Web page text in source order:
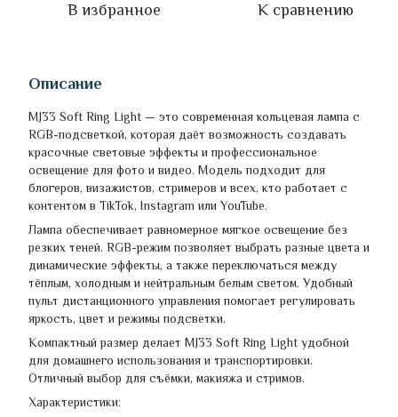
В избранное К сравнению
Описание
MJ33 Soft Ring Light — это современная кольцевая лампа с
RGB-подсветкой, которая даёт возможность создавать
красочные световые эффекты и профессиональное
освещение для фото и видео. Модель подходит для
блогеров, визажистов, стримеров и всех, кто работает с
контентом в TikTok, Instagram или YouTube.
Лампа обеспечивает равномерное мягкое освещение без
резких теней. RGB-режим позволяет выбрать разные цвета и
динамические эффекты, а также переключаться между
тёплым, холодным и нейтральным белым светом. Удобный
пульт дистанционного управления помогает регулировать
яркость, цвет и режимы подсветки.
Компактный размер делает MJ33 Soft Ring Light удобной
для домашнего использования и транспортировки.
Отличный выбор для съёмки, макияжа и стримов.
Характеристики: